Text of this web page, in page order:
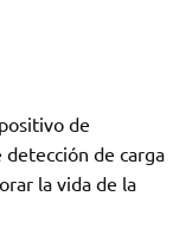
de
de carga
la vida de la